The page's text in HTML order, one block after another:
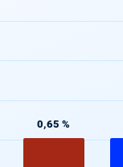
0,65 %